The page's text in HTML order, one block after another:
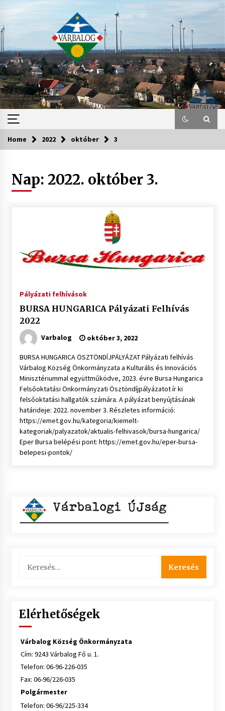
content
Home 2022 október 3
Nap: 2022. október 3.
Pályázati felhívások
BURSA HUNGARICA Pályázati Felhívás
2022
Varbalog október 3, 2022
BURSA HUNGARICA ÖSZTÖNDÍJPÁLYÁZAT Pályázati felhívás
Várbalog Község Önkormányzata a Kulturális és Innovációs
Minisztériummal együttműködve, 2023. évre Bursa Hungarica
Felsőoktatási Önkormányzati Ösztöndíjpályázatot ír ki
felsőoktatási hallgatók számára. A pályázat benyújtásának
határideje: 2022. november 3. Részletes információ:
https://emet.gov.hu/kategoria/kiemelt-
kategoriak/palyazatok/aktualis-felhivasok/bursa-hungarica/
Eper Bursa belépési pont: https://emet.gov.hu/eper-bursa-
belepesi-pontok/
Elérhetőségek
Várbalog Község Önkormányzata
Cím: 9243 Várbalog Fő u. 1.
Telefon: 06-96-226-035
Fax: 06-96/226-035
Polgármester
Telefon: 06-96/225-334